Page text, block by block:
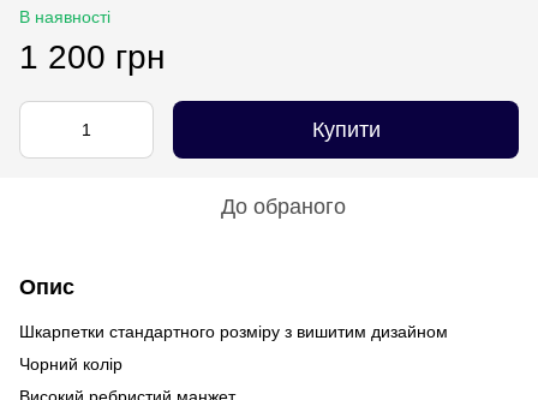
В наявності
1 200 грн
Купити
До обраного
Опис
Шкарпетки стандартного розміру з вишитим дизайном
Чорний колір
Високий ребристий манжет